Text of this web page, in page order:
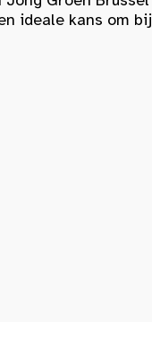
ideale kans om bij